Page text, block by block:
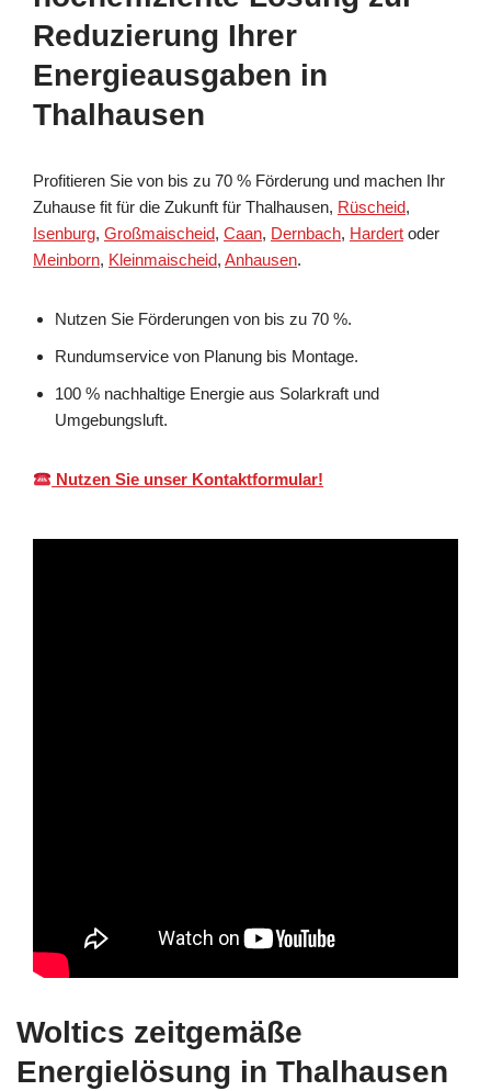
Reduzierung Ihrer
Energieausgaben in
Thalhausen
Profitieren Sie von bis zu 70 % Förderung und machen Ihr
Zuhause fit für die Zukunft für Thalhausen, Rüscheid,
Isenburg, Großmaischeid, Caan, Dernbach, Hardert oder
Meinborn, Kleinmaischeid, Anhausen.
Nutzen Sie Förderungen von bis zu 70 %.
Rundumservice von Planung bis Montage.
100 % nachhaltige Energie aus Solarkraft und
Umgebungsluft.
Nutzen Sie unser Kontaktformular!
Woltics zeitgemäße
Energielösung in Thalhausen